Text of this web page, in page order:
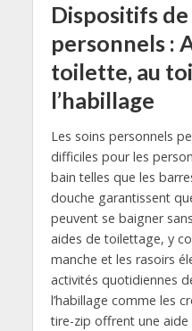
Dispositifs de
personnels :
toilette, au
l’habillage
Les soins personnels
difficiles pour les
bain telles que les
douche garantissent
peuvent se baigner
aides de toilettage, y
manche et les rasoirs
activités quotidiennes
l’habillage comme les
tire-zip offrent une